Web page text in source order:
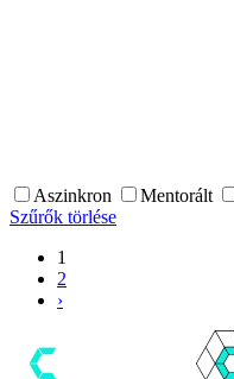
Aszinkron Mentorált
Szűrők törlése
1
2
›